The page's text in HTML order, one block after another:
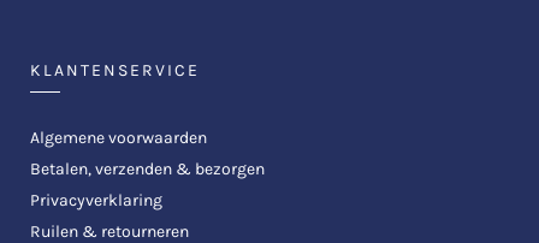
KLANTENSERVICE
Algemene voorwaarden
Betalen, verzenden & bezorgen
Privacyverklaring
Ruilen & retourneren